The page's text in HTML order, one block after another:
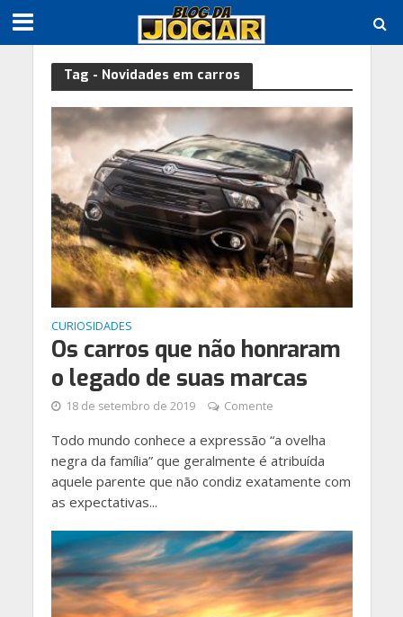
Tag - Novidades em carros
CURIOSIDADES
Os carros que não honraram
o legado de suas marcas
18 de setembro de 2019 Comente
Todo mundo conhece a expressão “a ovelha
negra da família” que geralmente é atribuída
aquele parente que não condiz exatamente com
as expectativas...